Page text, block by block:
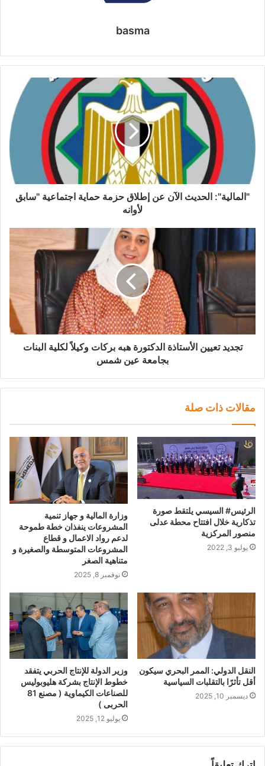
basma
"المالية": الحديث الآن عن إطلاق حزمة حماية اجتماعية "سابق
لأوانه
تجديد تعيين الأستاذة الدكتورة هبه بركات وكيلاً لكلية البنات
بجامعة عين شمس
مقالات ذات صلة
الرئيس# السيسي يلتقط صورة
تذكارية خلال افتتاح محطة عدلى
منصور المركزية
يوليو 3, 2022
وزارة المالية و جهاز تنمية
المشروعات ينفذان خطة طموحة
لدعم رواد الاعمال و قطاع
المشروعات المتوسطة والصغيرة و
متناهية الصغر
نوفمبر 8, 2025
النقل الدولي: الممر البحري سيكون
أقل تأثرًا بالتقلبات السياسية
ديسمبر 10, 2025
وزير الدولة للإنتاج الحربي يتفقد
خطوط الإنتاج بشركة هليوبوليس
للصناعات الكيماوية ( مصنع 81
الحربى )
يوليو 12, 2025